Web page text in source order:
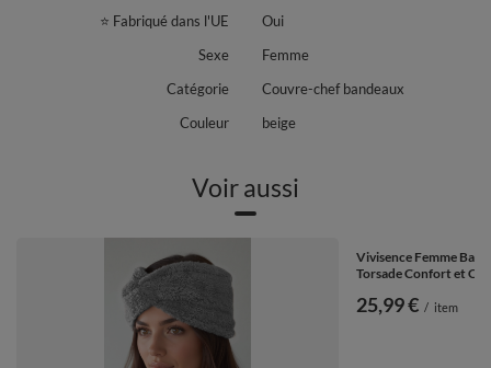
⭐ Fabriqué dans l'UE
Oui
Sexe
Femme
Catégorie
Couvre-chef bandeaux
Couleur
beige
Voir aussi
Vivisence Femme
Torsade Confort et
25,99 € / item